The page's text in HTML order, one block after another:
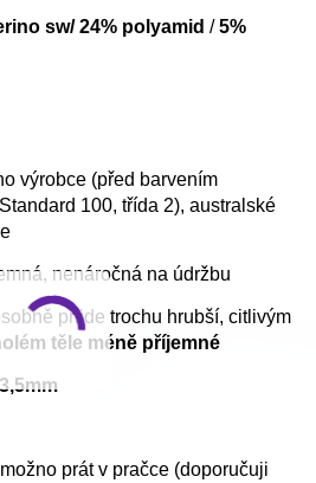
sw/ 24% polyamid/5%
výrobce (před barvením
100, třída 2), australské
nenáročná na údržbu
přijde trochu hrubší, citlivým
těle méně příjemné
prát v pračce (doporučuji